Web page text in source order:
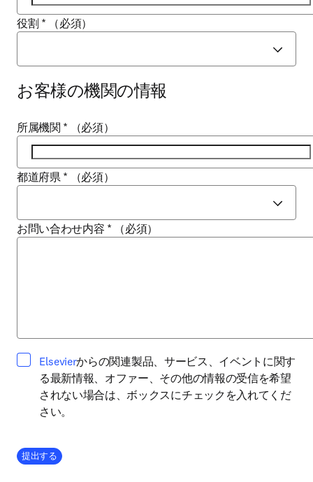
役割 * （必須）
お客様の機関の情報
所属機関 * （必須）
都道府県 * （必須）
お問い合わせ内容 * （必須）
Elsevieropens in new tab/window
からの関連製品、サービス、イベントに関す
る最新情報、オファー、その他の情報の受信を希望
されない場合は、ボックスにチェックを入れてくだ
さい。
Company Division
提出する